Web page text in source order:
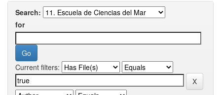
Search:
for
Current filters: